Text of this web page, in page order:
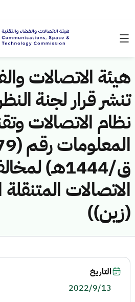
هيئة الاتصالات
تنشر قرار لجنة
نظام الاتصالات
ق/1444هـ)
الاتصالات
(زين))
التاريخ
2022/9/13